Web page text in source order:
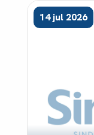
14 jul 2026